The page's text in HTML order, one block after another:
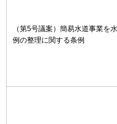
（第5号議案）簡易水道事業を
例の整理に関する条例